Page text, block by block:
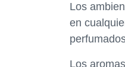
Los
en
Los